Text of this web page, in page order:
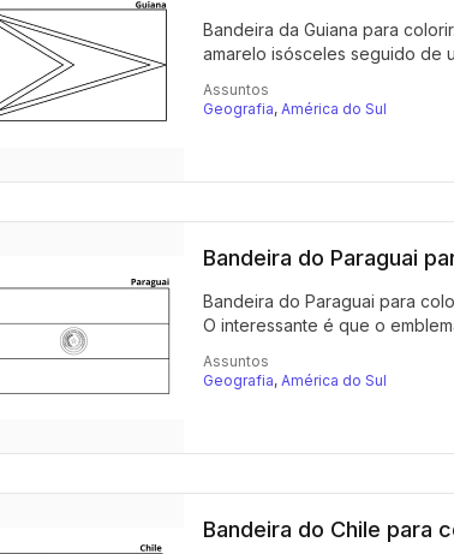
Bandeira da Guiana para
amarelo isósceles seguido de
Assuntos
Geografia, América do Sul
Bandeira do Paraguai
Bandeira do Paraguai para
O interessante é que o
Assuntos
Geografia, América do Sul
Bandeira do Chile para